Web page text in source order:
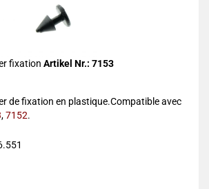
fixation Artikel Nr.: 7153
de fixation en plastique.Compatible avec
,7152.